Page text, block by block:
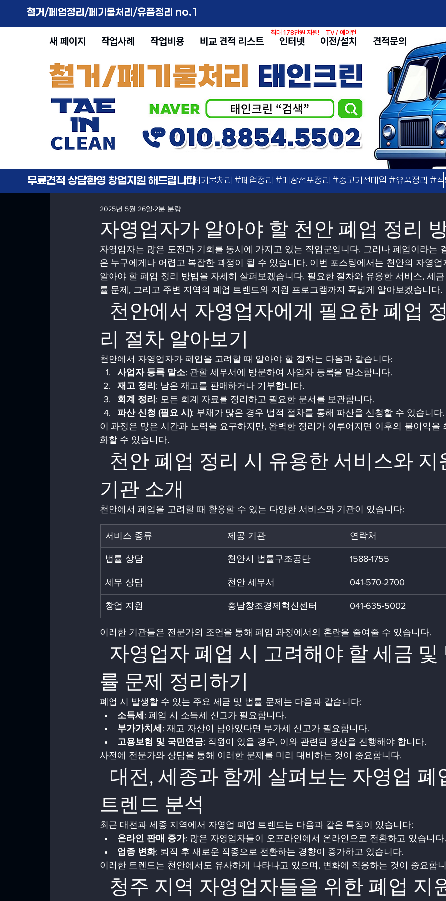
철거/페업정리/페기물처리/유품정리 no.1
새 페이지 작업사례 작업비용 비교 견적 리스트 인터넷 이전/설치 견적문의
최대 178만원 지원! TV / 에어컨
무료견적 상담환영 창업지원 해드립니다#폐기물처리 #폐업정리 #매장점포정리 #중고가전매입 #유품정리 #식
자영업자가 알아야 할 천안 폐업 정리
2025년 5월 26일 2분 분량
자영업자는 많은 도전과 기회를 동시에 가지고 있는 직업군입니다. 그러나 폐업이라는
은 누구에게나 어렵고 복잡한 과정이 될 수 있습니다. 이번 포스팅에서는 천안의 자영
알아야 할 폐업 정리 방법을 자세히 살펴보겠습니다. 필요한 절차와 유용한 서비스, 세
률 문제, 그리고 주변 지역의 폐업 트렌드와 지원 프로그램까지 폭넓게 알아보겠습니다.
리 절차 알아보기
천안에서 자영업자가 폐업을 고려할 때 알아야 할 절차는 다음과 같습니다:
사업자 등록 말소: 관할 세무서에 방문하여 사업자 등록을 말소합니다.
재고 정리 : 남은 재고를 판매하거나 기부합니다.
회계 정리 : 모든 회계 자료를 정리하고 필요한 문서를 보관합니다.
파산 신청 (필요 시): 부채가 많은 경우 법적 절차를 통해 파산을 신청할 수 있습니다.
이 과정은 많은 시간과 노력을 요구하지만, 완벽한 정리가 이루어지면 이후의 불이익을
화할 수 있습니다.
기관 소개
천안에서 폐업을 고려할 때 활용할 수 있는 다양한 서비스와 기관이 있습니다:
서비스 종류 제공 기관 연락처
법률 상담 천안시 법률구조공단 1588-1755
세무 상담 천안 세무서 041-570-2700
창업 지원 충남창조경제혁신센터 041-635-5002
이러한 기관들은 전문가의 조언을 통해 폐업 과정에서의 혼란을 줄여줄 수 있습니다.
률 문제 정리하기
폐업 시 발생할 수 있는 주요 세금 및 법률 문제는 다음과 같습니다:
소득세 : 폐업 시 소득세 신고가 필요합니다.
부가가치세 : 재고 자산이 남아있다면 부가세 신고가 필요합니다.
고용보험 및 국민연금: 직원이 있을 경우, 이와 관련된 정산을 진행해야 합니다.
사전에 전문가와 상담을 통해 이러한 문제를 미리 대비하는 것이 중요합니다.
트렌드 분석
최근 대전과 세종 지역에서 자영업 폐업 트렌드는 다음과 같은 특징이 있습니다:
온라인 판매 증가: 많은 자영업자들이 오프라인에서 온라인으로 전환하고 있습니다.
업종 변화: 퇴직 후 새로운 직종으로 전환하는 경향이 증가하고 있습니다.
이러한 트렌드는 천안에서도 유사하게 나타나고 있으며, 변화에 적응하는 것이 중요합